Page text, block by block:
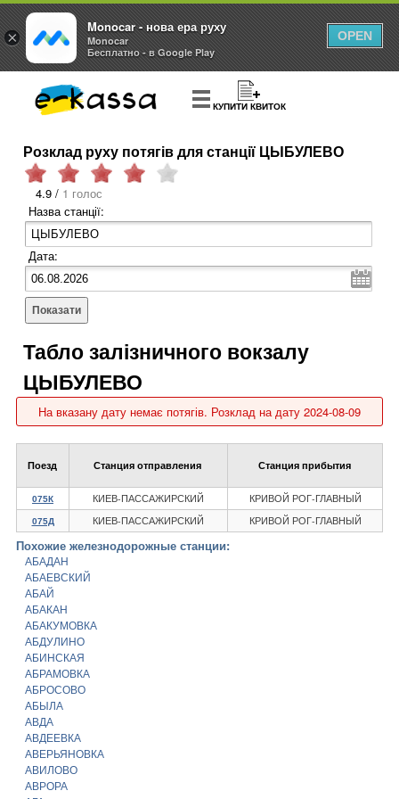
КУПИТИ КВИТОК
Розклад руху потягів для станції ЦЫБУЛЕВО
4.9 / 1 голос
Назва станції:
Дата:
Показати
Табло залізничного вокзалу
ЦЫБУЛЕВО
На вказану дату немає потягів. Розклад на дату 2024-08-09
Поезд Станция отправления Станция прибытия
075К КИЕВ-ПАССАЖИРСКИЙ КРИВОЙ РОГ-ГЛАВНЫЙ
075Д КИЕВ-ПАССАЖИРСКИЙ КРИВОЙ РОГ-ГЛАВНЫЙ
Похожие железнодорожные станции:
АБАДАН
АБАЕВСКИЙ
АБАЙ
АБАКАН
АБАКУМОВКА
АБДУЛИНО
АБИНСКАЯ
АБРАМОВКА
АБРОСОВО
АБЫЛА
АВДА
АВДЕЕВКА
АВЕРЬЯНОВКА
АВИЛОВО
АВРОРА
×
Monocar - нова ера руху
Monocar
Бесплатно - в Google Play
OPEN